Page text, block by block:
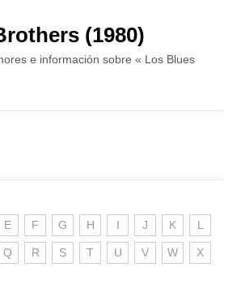
(1980)
e información sobre « Los Blues
E F G H I J K L
Q R S T U V W X